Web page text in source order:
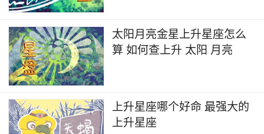
太阳月亮金星上升星座怎么
算 如何查上升 太阳 月亮
上升星座哪个好命 最强大的
上升星座